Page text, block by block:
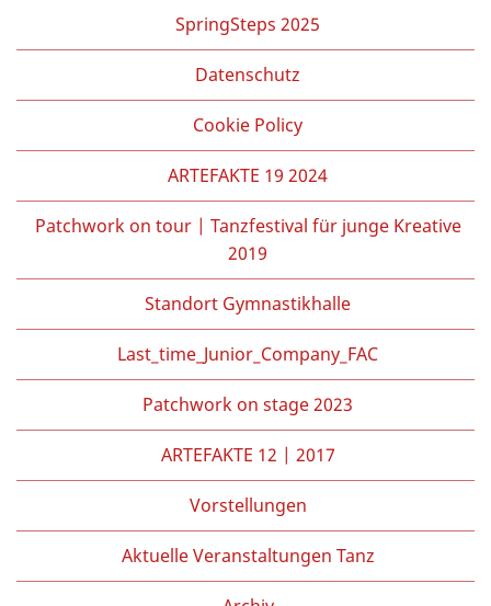
SpringSteps 2025
Datenschutz
Cookie Policy
ARTEFAKTE 19 2024
Patchwork on tour | Tanzfestival für junge Kreative
2019
Standort Gymnastikhalle
Last_time_Junior_Company_FAC
Patchwork on stage 2023
ARTEFAKTE 12 | 2017
Vorstellungen
Aktuelle Veranstaltungen Tanz